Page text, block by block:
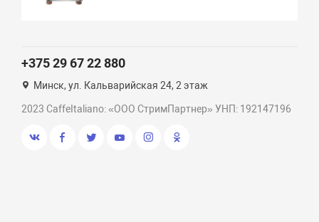
+375 29 67 22 880
Минск, ул. Кальварийская 24, 2 этаж
2023 CaffeItaliano: «ООО СтримПартнер» УНП: 192147196